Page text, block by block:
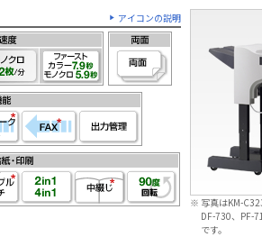
アイコンの説明
※ 写真はKM-
DF-730、PF-
です。